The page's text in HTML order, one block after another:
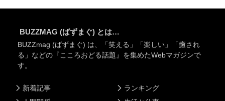
BUZZMAG (ばずまぐ) とは…
BUZZmag (ばずまぐ) は、「笑える」「楽しい」「癒され
る」などの『こころおどる話題』を集めたWebマガジンで
す。
新着記事
ランキング